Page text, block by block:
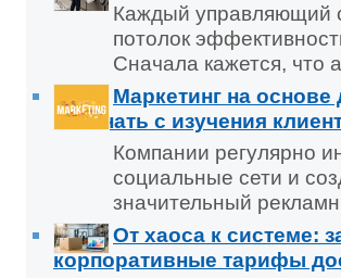
Каждый управляющий
потолок
Сначала кажется, что
Маркетинг на
начинать с изучения
Компании регулярно
социальные сети и
значительный
От хаоса к системе:
корпоративные тарифы